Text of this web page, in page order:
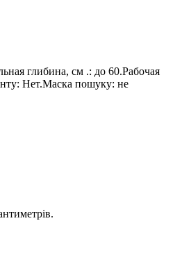
глибина, см .: до 60.Рабочая
Нет.Маска пошуку: не